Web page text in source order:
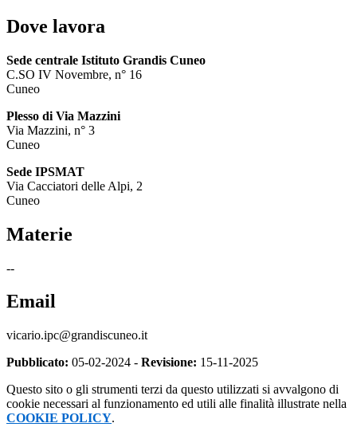
Dove lavora
Sede centrale Istituto Grandis Cuneo
C.SO IV Novembre, n° 16
Cuneo
Plesso di Via Mazzini
Via Mazzini, n° 3
Cuneo
Sede IPSMAT
Via Cacciatori delle Alpi, 2
Cuneo
Materie
--
Email
vicario.ipc@grandiscuneo.it
Pubblicato: 05-02-2024 - Revisione: 15-11-2025
Questo sito o gli strumenti terzi da questo utilizzati si avvalgono di
cookie necessari al funzionamento ed utili alle finalità illustrate nella
COOKIE POLICY.